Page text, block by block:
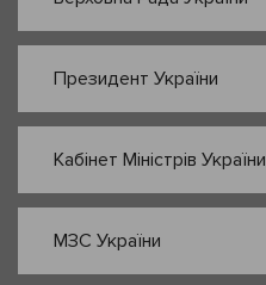
Президент України
Кабінет Міністрів України
МЗС України